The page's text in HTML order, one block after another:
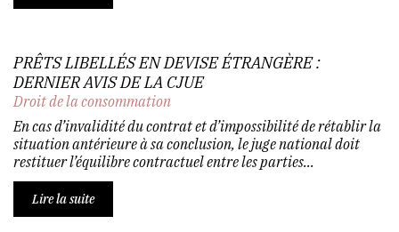
PRÊTS LIBELLÉS EN DEVISE ÉTRANGÈRE :
DERNIER AVIS DE LA CJUE
Droit de la consommation
En cas d’invalidité du contrat et d’impossibilité de rétablir la
situation antérieure à sa conclusion, le juge national doit
restituer l’équilibre contractuel entre les parties...
Lire la suite